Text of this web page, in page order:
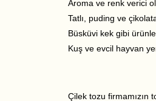
Aroma ve renk verici
Tatlı, puding ve
Büsküvi kek gibi
Kuş ve evcil hayvan
Çilek tozu firmamızın